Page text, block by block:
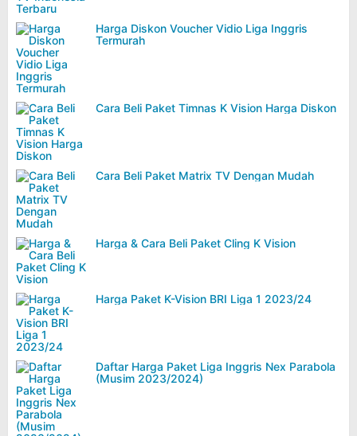
Harga Diskon Voucher Vidio Liga Inggris
Termurah
Cara Beli Paket Timnas K Vision Harga Diskon
Cara Beli Paket Matrix TV Dengan Mudah
Harga & Cara Beli Paket Cling K Vision
Harga Paket K-Vision BRI Liga 1 2023/24
Daftar Harga Paket Liga Inggris Nex Parabola
(Musim 2023/2024)